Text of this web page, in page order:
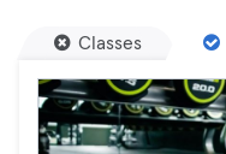
Classes